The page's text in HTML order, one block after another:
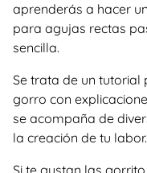
aprenderás a hacer
para agujas rectas
sencilla.
Se trata de un
gorro con
se acompaña de
la creación de tu labor.
Si te gustan las